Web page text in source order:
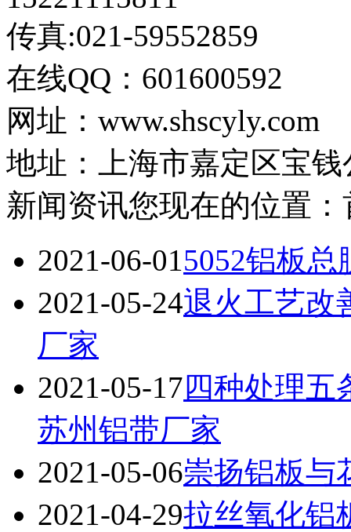
传真:021-59552859
在线QQ：601600592
网址：www.shscyly.com
地址：上海市嘉定区宝钱
新闻资讯您现在的位置
2021-06-015052铝板
2021-05-24退火工艺改
厂家
2021-05-17四种处理
苏州铝带厂家
2021-05-06崇扬铝板与
2021-04-29拉丝氧化铝